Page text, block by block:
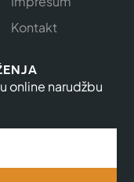
Kontakt
online narudžbu